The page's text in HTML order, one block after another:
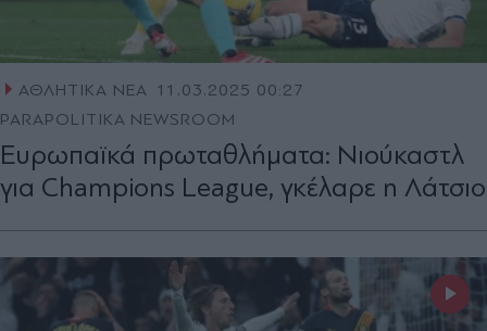
ΑΘΛΗΤΙΚΑ ΝΕΑ
11.03.2025 00:27
PARAPOLITIKA NEWSROOM
Ευρωπαϊκά πρωταθλήματα: Νιούκαστλ
για Champions League, γκέλαρε η Λάτσιο